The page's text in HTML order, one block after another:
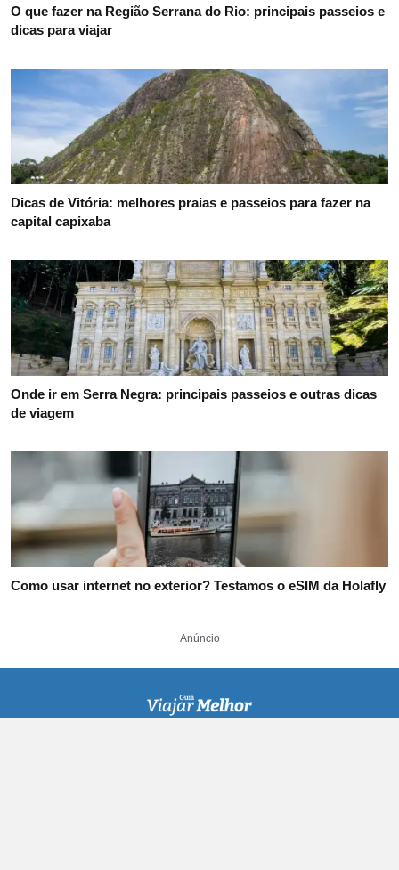
O que fazer na Região Serrana do Rio: principais passeios e
dicas para viajar
Dicas de Vitória: melhores praias e passeios para fazer na
capital capixaba
Onde ir em Serra Negra: principais passeios e outras dicas
de viagem
Como usar internet no exterior? Testamos o eSIM da Holafly
Anúncio